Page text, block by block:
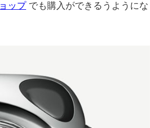
ップでも購入ができるうようにな